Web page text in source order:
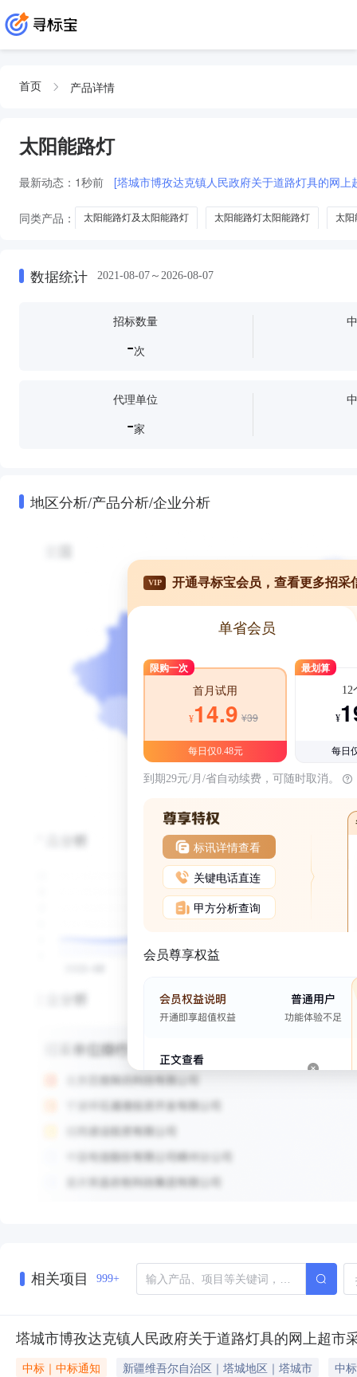
首页 产品详情
太阳能路灯
最新动态： 1秒前 [塔城市博孜达克镇人民政府关于道路灯具的网上
同类产品： 太阳能路灯及太阳能路灯 太阳能路灯太阳能路灯 太阳
数据统计 2021-08-07～2026-08-07
招标数量
-次
代理单位
-家
地区分析/产品分析/企业分析
VIP 开通寻标宝会员，查看更多招采
单省会员
限购一次
首月试用
¥14.9 ¥39
每日仅0.48元
最划算
12
¥
每日
到期29元/月/省自动续费，可随时取消。
标讯详情查看
关键电话直连
甲方分析查询
会员尊享权益
相关项目 999+
塔城市博孜达克镇人民政府关于道路灯具的网上超市
中标｜中标通知 新疆维吾尔自治区｜塔城地区｜塔城市
中